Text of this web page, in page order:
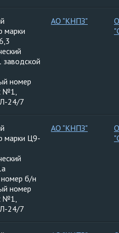
марки
номер
№1,
Л-24/7
АО "КНПЗ"
марки Ц9-
номер б/н
номер
№1,
Л-24/7
АО "КНПЗ"